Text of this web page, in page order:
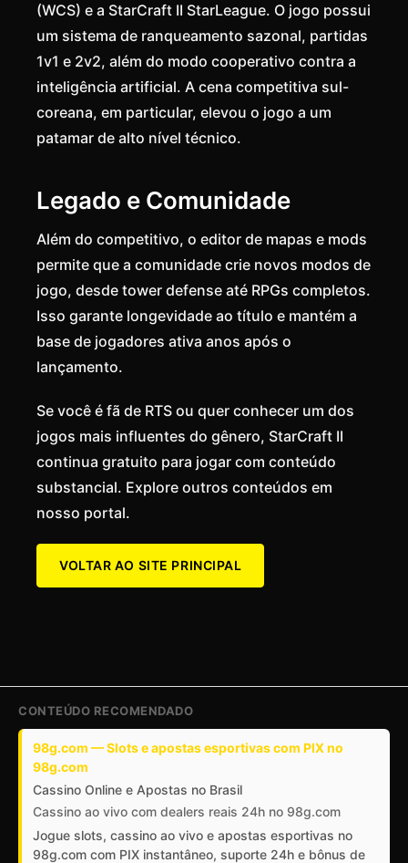
(WCS) e a StarCraft II StarLeague. O jogo possui
um sistema de ranqueamento sazonal, partidas
1v1 e 2v2, além do modo cooperativo contra a
inteligência artificial. A cena competitiva sul-
coreana, em particular, elevou o jogo a um
patamar de alto nível técnico.
Legado e Comunidade
Além do competitivo, o editor de mapas e mods
permite que a comunidade crie novos modos de
jogo, desde tower defense até RPGs completos.
Isso garante longevidade ao título e mantém a
base de jogadores ativa anos após o
lançamento.
Se você é fã de RTS ou quer conhecer um dos
jogos mais influentes do gênero, StarCraft II
continua gratuito para jogar com conteúdo
substancial. Explore outros conteúdos em
nosso portal.
VOLTAR AO SITE PRINCIPAL
CONTEÚDO RECOMENDADO
98g.com — Slots e apostas esportivas com PIX no
98g.com
Cassino Online e Apostas no Brasil
Cassino ao vivo com dealers reais 24h no 98g.com
Jogue slots, cassino ao vivo e apostas esportivas no
98g.com com PIX instantâneo, suporte 24h e bônus de